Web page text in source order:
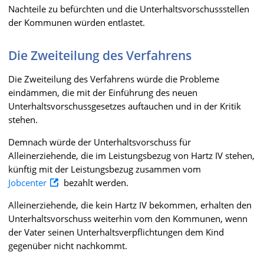
Nachteile zu befürchten und die Unterhaltsvorschussstellen
der Kommunen würden entlastet.
Die Zweiteilung des Verfahrens
Die Zweiteilung des Verfahrens würde die Probleme
eindämmen, die mit der Einführung des neuen
Unterhaltsvorschussgesetzes auftauchen und in der Kritik
stehen.
Demnach würde der Unterhaltsvorschuss für
Alleinerziehende, die im Leistungsbezug von Hartz IV stehen,
künftig mit der Leistungsbezug zusammen vom
Jobcenter
bezahlt werden.
Alleinerziehende, die kein Hartz IV bekommen, erhalten den
Unterhaltsvorschuss weiterhin vom den Kommunen, wenn
der Vater seinen Unterhaltsverpflichtungen dem Kind
gegenüber nicht nachkommt.